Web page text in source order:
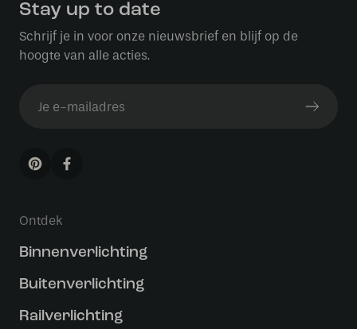
Stay up to date
Schrijf je in voor onze nieuwsbrief en blijf op de
hoogte van alle acties.
Ontdek
Binnenverlichting
Buitenverlichting
Railverlichting